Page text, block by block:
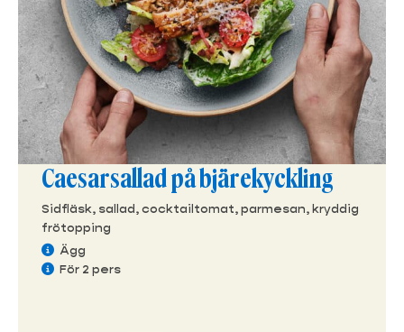
Caesarsallad på bjärekyckling
Sidfläsk, sallad, cocktailtomat, parmesan, kryddig
frötopping
Ägg
För 2 pers